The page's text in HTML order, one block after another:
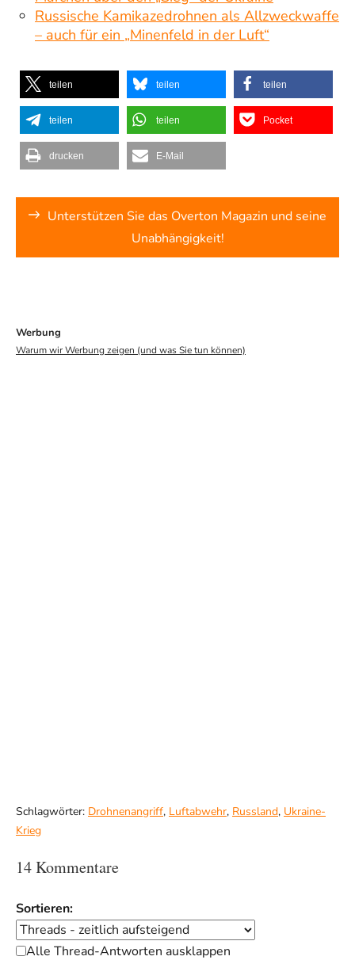
Russische Kamikazedrohnen als Allzweckwaffe
– auch für ein „Minenfeld in der Luft“
teilen teilen teilen
teilen teilen Pocket
drucken E-Mail
Unterstützen Sie das Overton Magazin und seine
Unabhängigkeit!
Werbung
Warum wir Werbung zeigen (und was Sie tun können)
Schlagwörter: Drohnenangriff, Luftabwehr, Russland, Ukraine-
Krieg
14 Kommentare
Sortieren:
Alle Thread-Antworten ausklappen